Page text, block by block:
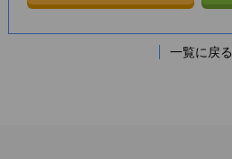
一覧に戻る